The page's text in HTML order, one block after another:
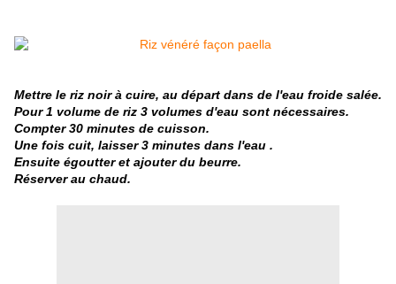
Mettre le riz noir à cuire, au départ dans de l'eau froide salée.
Pour 1 volume de riz 3 volumes d'eau sont nécessaires.
Compter 30 minutes de cuisson.
Une fois cuit, laisser 3 minutes dans l'eau .
Ensuite égoutter et ajouter du beurre.
Réserver au chaud.